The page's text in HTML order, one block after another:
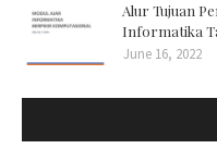
Alur Tujuan
Informatika
June 16, 2022